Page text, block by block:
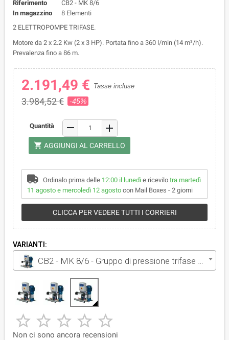
Riferimento
CB2 - MK 8/6
In magazzino
8 Elementi
2 ELETTROPOMPE TRIFASE.
Motore da 2 x 2.2 Kw (2 x 3 HP). Portata fino a 360 l/min (14 m³/h).
Prevalenza fino a 86 m.
2.191,49 € Tasse incluse
3.984,52 € -45%
Quantità remove add
shopping_cart AGGIUNGI AL CARRELLO
Ordinalo prima delle 12:00 il lunedìe ricevilo tra martedì
11 agosto e mercoledì 12 agosto con Mail Boxes - 2 giorni
CLICCA PER VEDERE TUTTI I CORRIERI
VARIANTI:
CB2 - MK 8/6 - Gruppo di pressione trifase da 2x3 HP
    
Non ci sono ancora recensioni